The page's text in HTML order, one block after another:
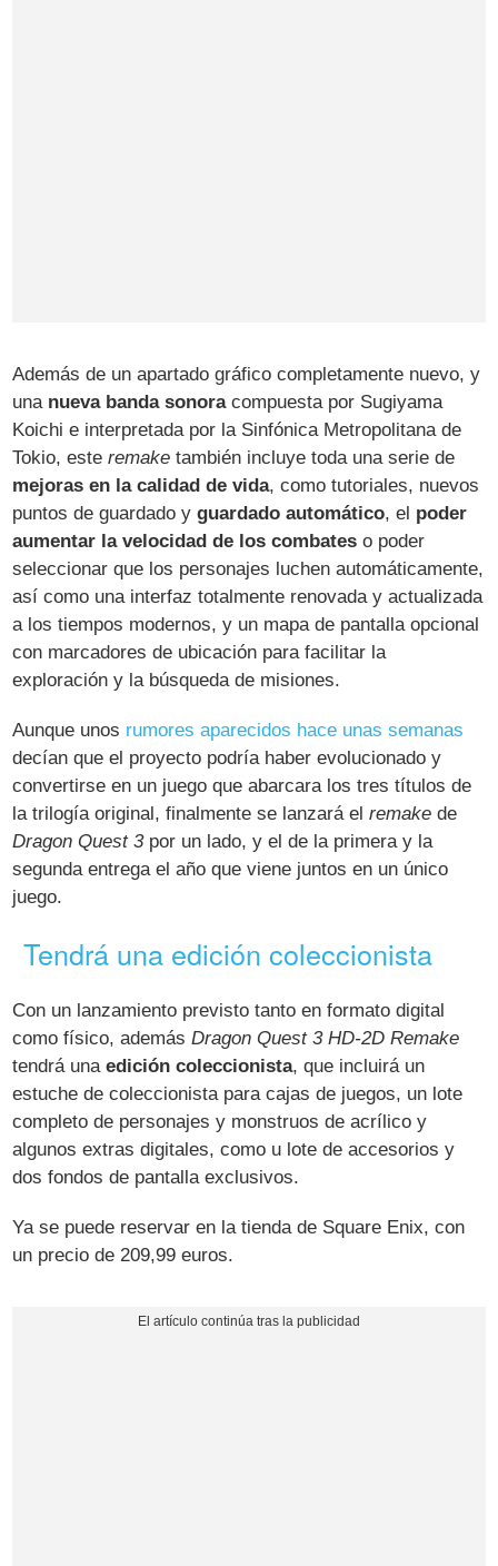
Además de un apartado gráfico completamente nuevo, y
una nueva banda sonoracompuesta por Sugiyama
Koichi e interpretada por la Sinfónica Metropolitana de
Tokio, esteremake también incluye toda una serie de
mejoras en la calidad de vida, como tutoriales, nuevos
puntos de guardado yguardado automático, el poder
aumentar la velocidad de los combates o poder
seleccionar que los personajes luchen automáticamente,
así como una interfaz totalmente renovada y actualizada
a los tiempos modernos, y un mapa de pantalla opcional
con marcadores de ubicación para facilitar la
exploración y la búsqueda de misiones.
Aunque unos rumores aparecidos hace unas semanas
decían que el proyecto podría haber evolucionado y
convertirse en un juego que abarcara los tres títulos de
la trilogía original, finalmente se lanzará elremake de
Dragon Quest 3por un lado, y el de la primera y la
segunda entrega el año que viene juntos en un único
juego.
Tendrá una edición coleccionista
Con un lanzamiento previsto tanto en formato digital
como físico, ademásDragon Quest 3 HD-2D Remake
tendrá unaedición coleccionista, que incluirá un
estuche de coleccionista para cajas de juegos, un lote
completo de personajes y monstruos de acrílico y
algunos extras digitales, como u lote de accesorios y
dos fondos de pantalla exclusivos.
Ya se puede reservar en la tienda de Square Enix, con
un precio de 209,99 euros.